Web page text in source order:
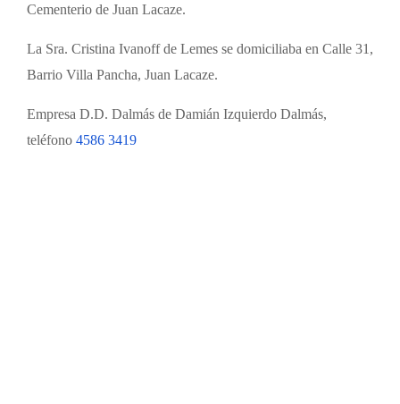
Cementerio de Juan Lacaze.
La Sra. Cristina Ivanoff de Lemes se domiciliaba en Calle 31,
Barrio Villa Pancha, Juan Lacaze.
Empresa D.D. Dalmás de Damián Izquierdo Dalmás,
teléfono 4586 3419